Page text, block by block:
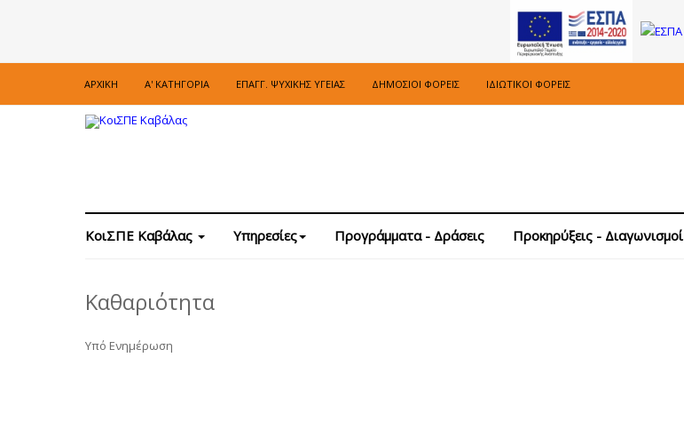
ΑΡΧΙΚΉ Α' ΚΑΤΗΓΟΡΊΑ ΕΠΑΓΓ. ΨΥΧΙΚΉΣ ΥΓΕΊΑΣ ΔΗΜΌΣΙΟΙ ΦΟΡΕΊΣ ΙΔΙΩΤΙΚΟΊ ΦΟΡΕΊΣ
ΚοιΣΠΕ Καβάλας Υπηρεσίες Προγράμματα - Δράσεις Προκηρύξεις - Διαγωνισμοί
Καθαριότητα
Υπό Ενημέρωση